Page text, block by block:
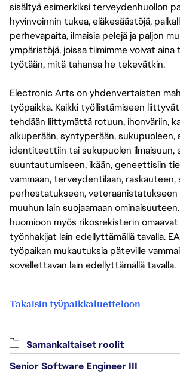
sisältyä esimerkiksi terveydenhuollon
hyvinvoinnin tukea, eläkesäästöjä,
perhevapaita, ilmaisia pelejä ja paljon
ympäristöjä, joissa tiimimme voivat
työtään, mitä tahansa he tekevätkin.
Electronic Arts on yhdenvertaisten
työpaikka. Kaikki työllistämiseen
tehdään liittymättä rotuun, ihonväriin,
alkuperään, syntyperään, sukupuoleen,
identiteettiin tai sukupuolen ilmaisuun,
suuntautumiseen, ikään, geneettisiin
vammaan, terveydentilaan, raskauteen,
perhestatukseen, veteraanistatukseen
muuhun lain suojaamaan
huomioon myös rikosrekisterin
työnhakijat lain edellyttämällä tavalla.
työpaikan mukautuksia päteville
sovellettavan lain edellyttämällä tavalla.
Takaisin työpaikkaluetteloon
Samankaltaiset roolit
Senior Software Engineer III